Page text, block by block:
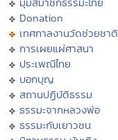
Donation
เทศกาลงานวัดช่วยชาติ
การเผยแผ่ศาสนา
ประเพณีไทย
บอกบุญ
สถานปฏิบัติธรรม
ธรรมะจากหลวงพ่อ
ธรรมะกับเยาวชน